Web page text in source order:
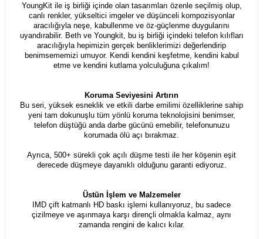
YoungKit ile iş birliği içinde olan tasarımları özenle seçilmiş olup,
canlı renkler, yükseltici imgeler ve düşünceli kompozisyonlar
aracılığıyla neşe, kabullenme ve öz-güçlenme duygularını
uyandırabilir. Beth ve Youngkit, bu iş birliği içindeki telefon kılıfları
aracılığıyla hepimizin gerçek benliklerimizi değerlendirip
benimsememizi umuyor. Kendi kendini keşfetme, kendini kabul
etme ve kendini kutlama yolculuğuna çıkalım!
Koruma Seviyesini Artırın
Bu seri, yüksek esneklik ve etkili darbe emilimi özelliklerine sahip
yeni tam dokunuşlu tüm yönlü koruma teknolojisini benimser,
telefon düştüğü anda darbe gücünü emebilir, telefonunuzu
korumada ölü açı bırakmaz.
Ayrıca, 500+ sürekli çok açılı düşme testi ile her köşenin eşit
derecede düşmeye dayanıklı olduğunu garanti ediyoruz.
Üstün İşlem ve Malzemeler
IMD çift katmanlı HD baskı işlemi kullanıyoruz, bu sadece
çizilmeye ve aşınmaya karşı dirençli olmakla kalmaz, aynı
zamanda rengini de kalıcı kılar.